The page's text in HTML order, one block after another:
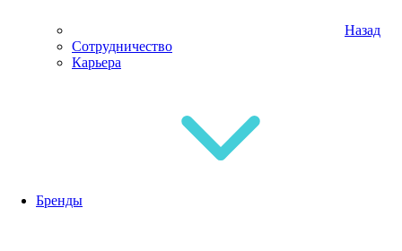
Назад
Сотрудничество
Карьера
Бренды